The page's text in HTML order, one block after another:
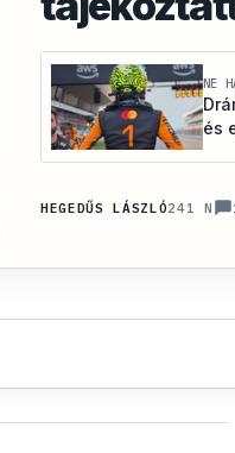
NE
és
HEGEDŰS LÁSZLÓ241 N